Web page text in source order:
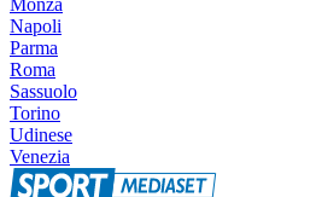
Monza
Napoli
Parma
Roma
Sassuolo
Torino
Udinese
Venezia